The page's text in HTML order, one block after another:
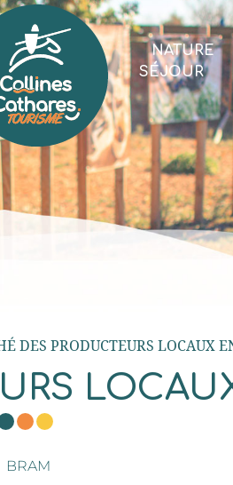
NATURE
SÉJOUR
DES PRODUCTEURS LOCAUX
BRAM